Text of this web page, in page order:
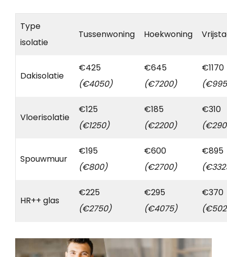
Type
isolatie
Tussenwoning Hoekwoning
Dakisolatie
€425
(€4050)
€645
(€7200)
€1170
Vloerisolatie
€125
(€1250)
€185
(€2200)
€310
Spouwmuur
€195
(€800)
€600
(€2700)
€895
HR++ glas
€225
(€2750)
€295
(€4075)
€370